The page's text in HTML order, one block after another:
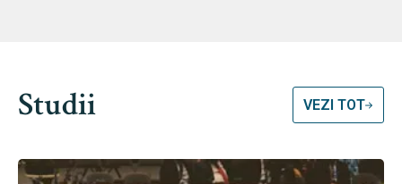
Studii VEZI TOT